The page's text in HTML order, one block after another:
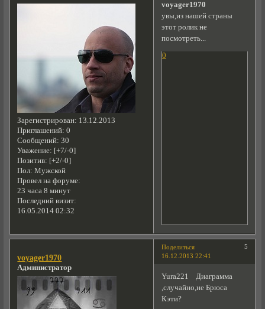
Зарегистрирован: 13.12.2013
Приглашений: 0
Сообщений: 30
Уважение: [+7/-0]
Позитив: [+2/-0]
Пол: Мужской
Провел на форуме:
23 часа 8 минут
Последний визит:
16.05.2014 02:32
voyager1970
увы,из нашей страны
этот ролик не
посмотреть...
0
Поделиться
5
16.12.2013 22:41
voyager1970
Администратор
Yura221 Диаграмма
,случайно,не Брюса
Кэти?